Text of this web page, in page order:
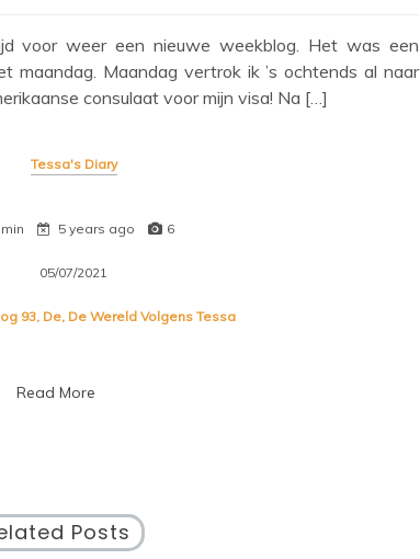
voor weer een nieuwe weekblog. Het was een
maandag. Maandag vertrok ik ’s ochtends al naar
consulaat voor mijn visa! Na […]
Tessa's Diary
5 years ago 6
05/07/2021
93, De, De Wereld Volgens Tessa
Read More
Posts